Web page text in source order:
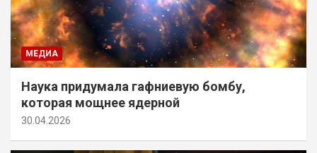
МЕДИА
Наука придумала гафниевую бомбу,
которая мощнее ядерной
30.04.2026